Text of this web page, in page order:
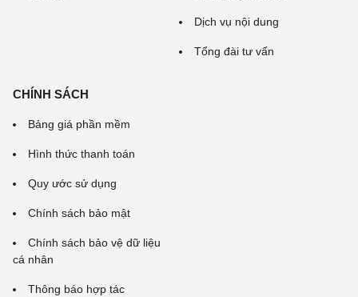
Dịch vụ nội dung
Tổng đài tư vấn
CHÍNH SÁCH
Bảng giá phần mềm
Hình thức thanh toán
Quy ước sử dụng
Chính sách bảo mật
Chính sách bảo vệ dữ liệu
cá nhân
Thông báo hợp tác